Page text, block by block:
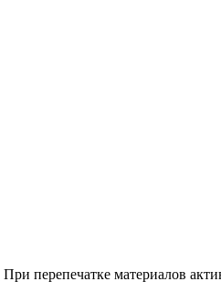
При перепечатке материалов